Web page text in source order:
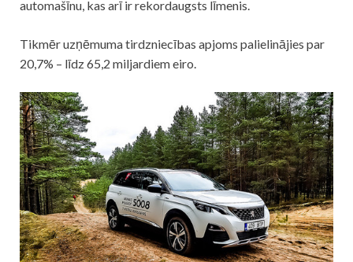
automašīnu, kas arī ir rekordaugsts līmenis.
Tikmēr uzņēmuma tirdzniecības apjoms palielinājies par
20,7% – līdz 65,2 miljardiem eiro.